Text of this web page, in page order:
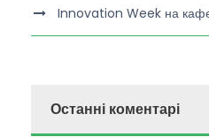
Innovation Week на
Останні коментарі